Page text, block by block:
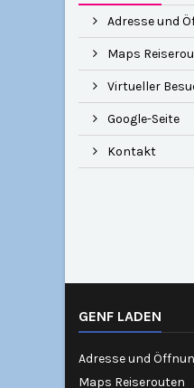
Adresse und
Maps
Virtueller
Google-Seite
Kontakt
GENF LADEN
Adresse und
Maps Reiserouten